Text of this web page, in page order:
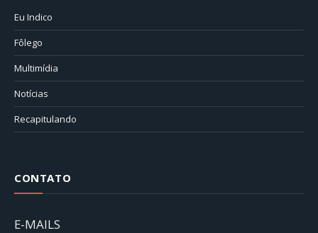
Eu Indico
Fôlego
Multimídia
Notícias
Recapitulando
CONTATO
E-MAILS